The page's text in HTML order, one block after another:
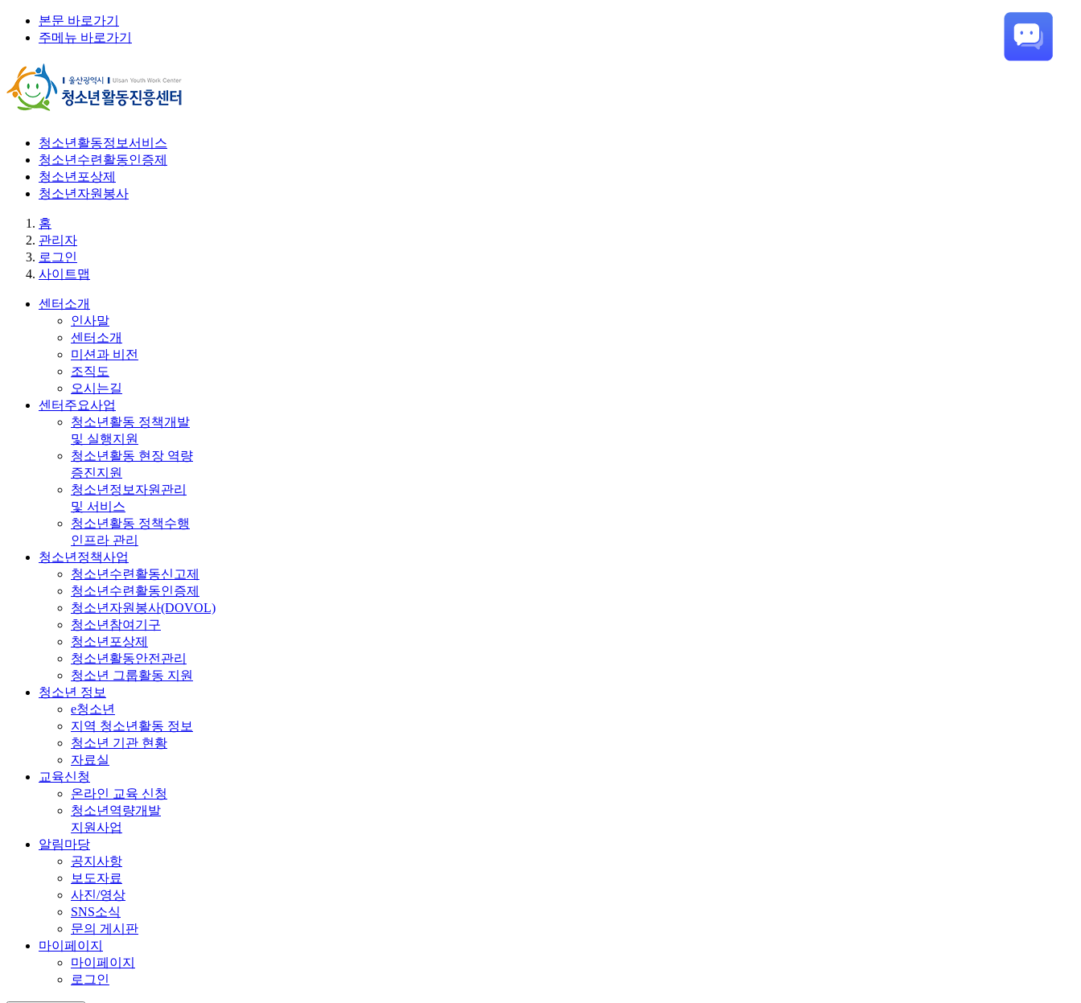
본문 바로가기
주메뉴 바로가기
청소년활동정보서비스
청소년수련활동인증제
청소년포상제
청소년자원봉사
홈
관리자
로그인
사이트맵
센터소개
인사말
센터소개
미션과 비전
조직도
오시는길
센터주요사업
청소년활동 정책개발
및 실행지원
청소년활동 현장 역량
증진지원
청소년정보자원관리
및 서비스
청소년활동 정책수행
인프라 관리
청소년정책사업
청소년수련활동신고제
청소년수련활동인증제
청소년자원봉사(DOVOL)
청소년참여기구
청소년포상제
청소년활동안전관리
청소년 그룹활동 지원
청소년 정보
e청소년
지역 청소년활동 정보
청소년 기관 현황
자료실
교육신청
온라인 교육 신청
청소년역량개발
지원사업
알림마당
공지사항
보도자료
사진/영상
SNS소식
문의 게시판
마이페이지
마이페이지
로그인